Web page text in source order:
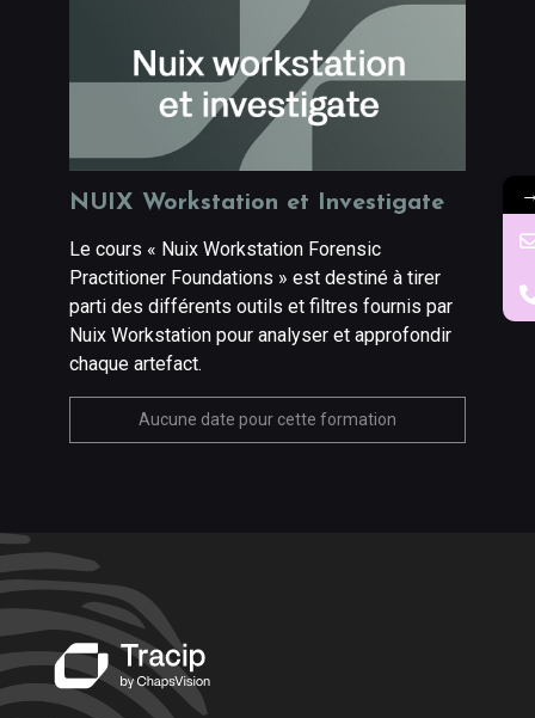
NUIX Workstation et Investigate
Le cours « Nuix Workstation Forensic
Practitioner Foundations » est destiné à tirer
parti des différents outils et filtres fournis par
Nuix Workstation pour analyser et approfondir
chaque artefact.
Aucune date pour cette formation